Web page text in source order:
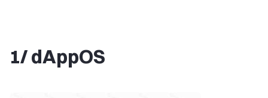
1/ dAppOS